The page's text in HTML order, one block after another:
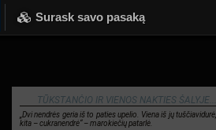
Surask savo pasaką
TŪKSTANČIO IR VIENOS NAKTIES ŠALYJE...
„Dvi nendrės geria iš to paties upelio. Viena iš jų tuščiavidurė,
kita – cukranendrė“ – marokiečių patarlė.